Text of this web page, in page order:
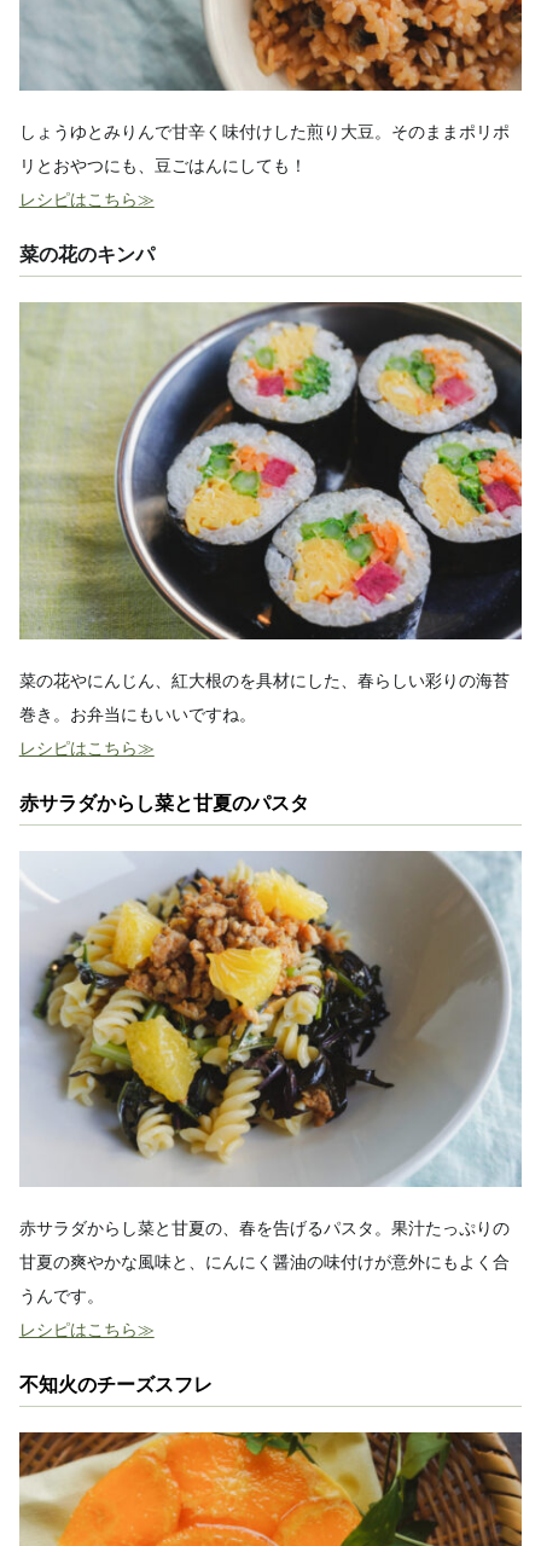
しょうゆとみりんで甘辛く味付けした煎り大豆。そのままポリポ
リとおやつにも、豆ごはんにしても！
レシピはこちら≫
菜の花のキンパ
菜の花やにんじん、紅大根のを具材にした、春らしい彩りの海苔
巻き。お弁当にもいいですね。
レシピはこちら≫
赤サラダからし菜と甘夏のパスタ
赤サラダからし菜と甘夏の、春を告げるパスタ。果汁たっぷりの
甘夏の爽やかな風味と、にんにく醤油の味付けが意外にもよく合
うんです。
レシピはこちら≫
不知火のチーズスフレ